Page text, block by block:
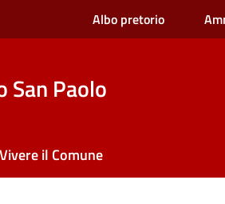
Albo pretorio
San Paolo
Vivere il Comune